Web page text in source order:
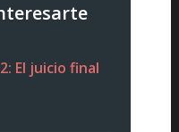
El juicio final